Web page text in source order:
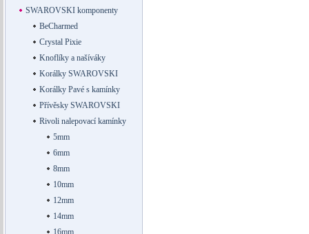
SWAROVSKI komponenty
BeCharmed
Crystal Pixie
Knoflíky a našíváky
Korálky SWAROVSKI
Korálky Pavé s kamínky
Přívěsky SWAROVSKI
Rivoli nalepovací kamínky
5mm
6mm
8mm
10mm
12mm
14mm
16mm